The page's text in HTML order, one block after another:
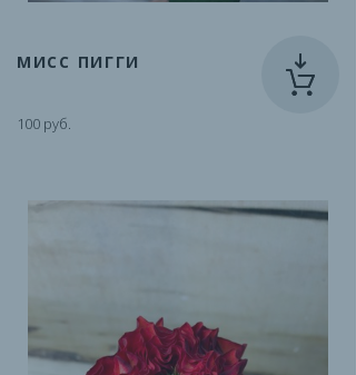
МИСС ПИГГИ
100 руб.